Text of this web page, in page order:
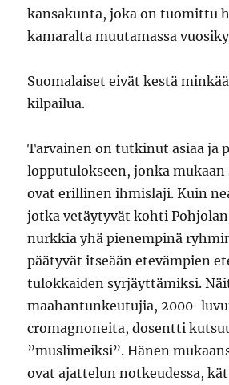
kansakunta, joka on tuomittu
kamaralta muutamassa
Suomalaiset eivät kestä
kilpailua.
Tarvainen on tutkinut asiaa ja
lopputulokseen, jonka mukaan
ovat erillinen ihmislaji. Kuin
jotka vetäytyvät kohti
nurkkia yhä pienempinä
päätyvät itseään etevämpien
tulokkaiden syrjäyttämiksi.
maahantunkeutujia, 2000-
cromagnoneita, dosentti
”muslimeiksi”. Hänen
ovat ajattelun notkeudessa,